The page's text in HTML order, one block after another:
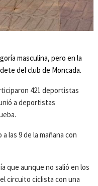
masculina, pero en la
del club de Moncada.
421 deportistas
a deportistas
las 9 de la mañana con
que aunque no salió en los
circuito ciclista con una